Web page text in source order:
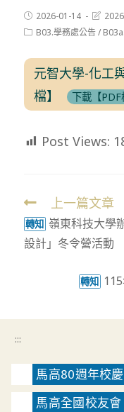
Post
published:
2026-01-14
Post
last
PostB03.學務處公告/
元智大學-化工
檔】
下載【PDF
Post Views:
Read
more
articles
上一篇文章
轉知 嶺東科技大學
設計」冬令營活動
轉知
:::
馬高80週年校慶
馬高全國校友會